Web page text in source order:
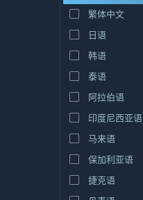
繁体中文
日语
韩语
泰语
阿拉伯语
印度尼西亚语
马来语
保加利亚语
捷克语